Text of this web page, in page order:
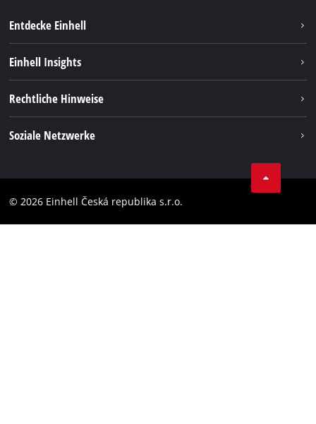
Entdecke Einhell
Akkusystem
Einhell Insights
Rechtliche Hinweise
Barrierefreiheits-Erklärung
Soziale Netzwerke
Instagram
© 2026 Einhell Česká republika s.r.o.